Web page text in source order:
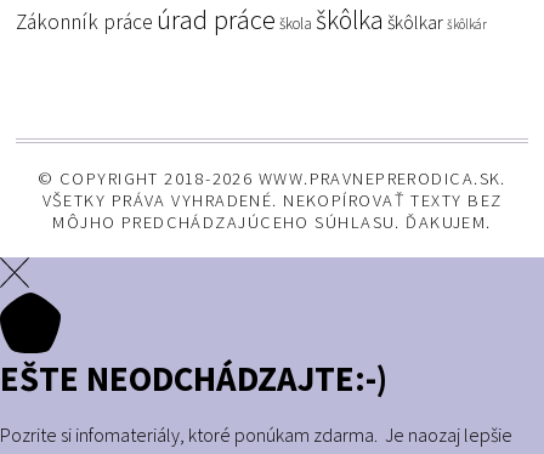
Zákonník práce úrad práce škola škôlka škôlkar škôlkár
© COPYRIGHT 2018-2026 WWW.PRAVNEPRERODICA.SK.
VŠETKY PRÁVA VYHRADENÉ. NEKOPÍROVAŤ TEXTY BEZ
MÔJHO PREDCHÁDZAJÚCEHO SÚHLASU. ĎAKUJEM.
EŠTE NEODCHÁDZAJTE:-)
Pozrite si infomateriály, ktoré ponúkam zdarma. Je naozaj lepšie